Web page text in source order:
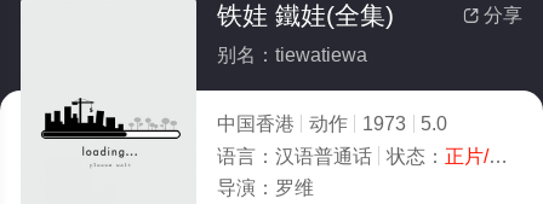
 分享
铁娃 鐵娃(全集)
别名：tiewatiewa
中国香港 动作 1973
5.0
语言： 汉语普通话 状态： 正片/高清
导演： 罗维